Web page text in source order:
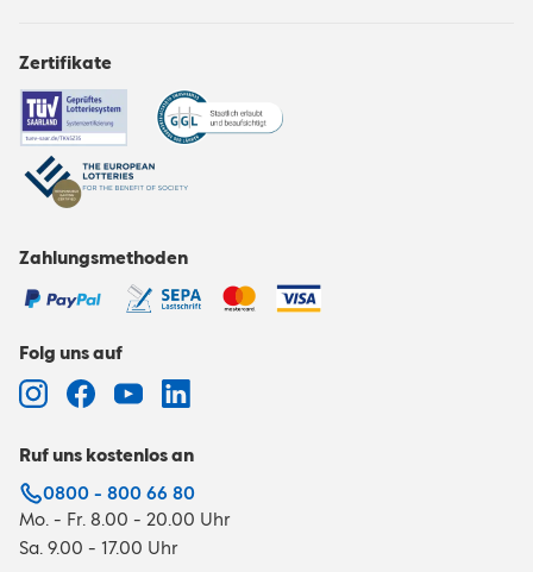
Zertifikate
Zahlungsmethoden
Folg uns auf
Ruf uns kostenlos an
0800 - 800 66 80
Mo. - Fr. 8.00 - 20.00 Uhr
Sa. 9.00 - 17.00 Uhr